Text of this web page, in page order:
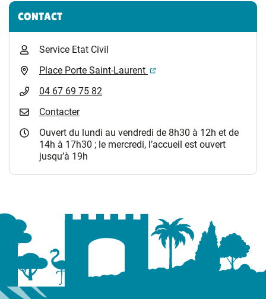
Informations complémentaires
CONTACT
Service Etat Civil
Place Porte Saint-Laurent
(ouverture dans un
04 67 69 75 82
Contacter
Ouvert du lundi au vendredi de 8h30 à 12h et de
14h à 17h30 ; le mercredi, l’accueil est ouvert
jusqu’à 19h